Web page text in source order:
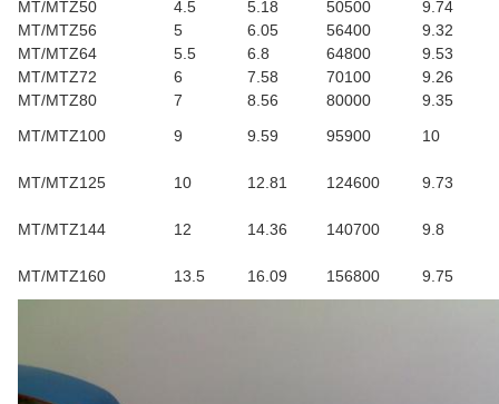
MT/MTZ50
4.5 5.18 50500
9.74
MT/MTZ56
5 6.05 56400
9.32
MT/MTZ64
5.5 6.8 64800
9.53
MT/MTZ72
6 7.58 70100
9.26
MT/MTZ80
7 8.56 80000
9.35
MT/MTZ100
9 9.59 95900 10
MT/MTZ125 10 12.81 124600 9.73
MT/MTZ144 12 14.36 140700 9.8
MT/MTZ160 13.5 16.09 156800 9.75